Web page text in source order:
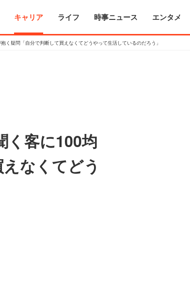
キャリア ライフ 時事ニュース エンタメ
く疑問「自分で判断して買えなくてどうやって生活しているのだろう」
く客に100均
なくてどう